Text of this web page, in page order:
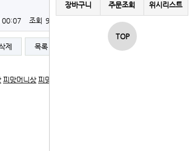
장바구니 주문조회 위시리스트
TOP
00:07 조회 947회
제 목록
피망머니상 피망머니상